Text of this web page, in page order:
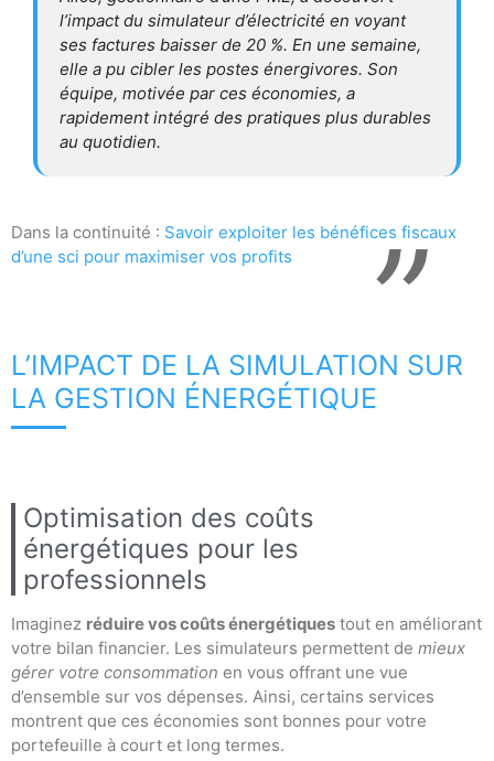
l’impact du simulateur d’électricité en voyant
ses factures baisser de 20 %. En une semaine,
elle a pu cibler les postes énergivores. Son
équipe, motivée par ces économies, a
rapidement intégré des pratiques plus durables
au quotidien.
Dans la continuité : Savoir exploiter les bénéfices fiscaux
d’une sci pour maximiser vos profits
L’IMPACT DE LA SIMULATION SUR
LA GESTION ÉNERGÉTIQUE
Optimisation des coûts
énergétiques pour les
professionnels
Imaginez réduire vos coûts énergétiques tout en améliorant
votre bilan financier. Les simulateurs permettent de mieux
gérer votre consommation en vous offrant une vue
d’ensemble sur vos dépenses. Ainsi, certains services
montrent que ces économies sont bonnes pour votre
portefeuille à court et long termes.